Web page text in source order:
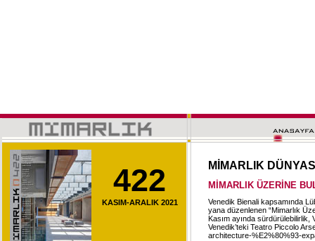
422
KASIM-ARALIK 2021
MİMARLIK
MİMARLIK ÜZERİNE
Venedik Bienali kapsamında
yana düzenlenen “Mimarlık
Kasım ayında sürdürülebilirlik,
Venedik’teki Teatro Piccolo
architecture-%E2%80%93-